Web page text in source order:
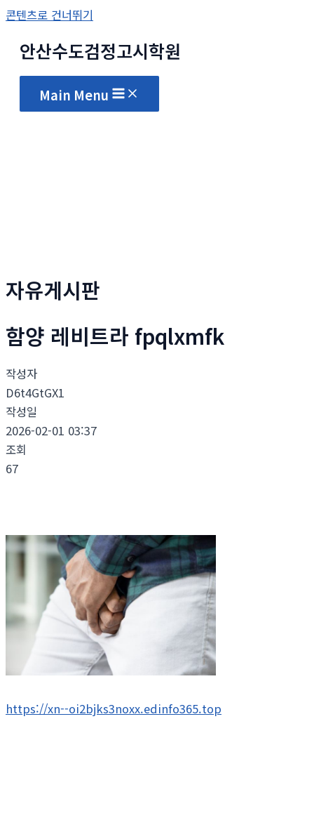
콘텐츠로 건너뛰기
안산수도검정고시학원
Main Menu
자유게시판
함양 레비트라 fpqlxmfk
작성자
D6t4GtGX1
작성일
2026-02-01 03:37
조회
67
https://xn--oi2bjks3noxx.edinfo365.top